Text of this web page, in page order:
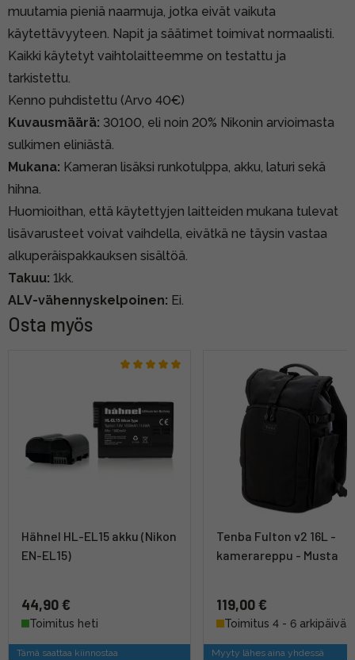
muutamia pieniä naarmuja, jotka eivät vaikuta
käytettävyyteen. Napit ja säätimet toimivat normaalisti.
Kaikki käytetyt vaihtolaitteemme on testattu ja
tarkistettu.
Kenno puhdistettu (Arvo 40€)
Kuvausmäärä: 30100, eli noin 20% Nikonin arvioimasta
sulkimen eliniästä.
Mukana: Kameran lisäksi runkotulppa, akku, laturi sekä
hihna.
Huomioithan, että käytettyjen laitteiden mukana tulevat
lisävarusteet voivat vaihdella, eivätkä ne täysin vastaa
alkuperäispakkauksen sisältöä.
Takuu: 1kk.
ALV-vähennyskelpoinen: Ei.
Osta myös
Hähnel HL-EL15 akku (Nikon
EN-EL15)
44,90 €
Toimitus heti
Tämä saattaa kiinnostaa
Tenba Fulton v2 16L -
kamerareppu - Musta
119,00 €
Toimitus 4 - 6 arkipäivää
Myyty lähes aina yhdessä